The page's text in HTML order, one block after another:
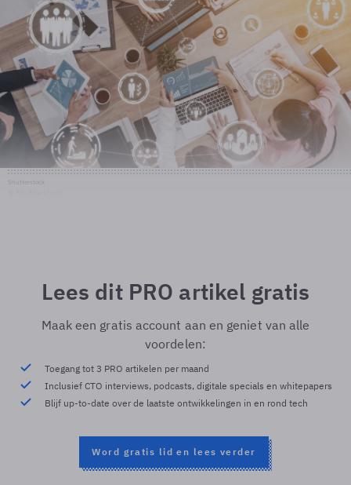
Lees dit PRO artikel gratis
Maak een gratis account aan en geniet van alle
voordelen:
Toegang tot 3 PRO artikelen per maand
Inclusief CTO interviews, podcasts, digitale specials en whitepapers
Blijf up-to-date over de laatste ontwikkelingen in en rond tech
Word gratis lid en lees verder